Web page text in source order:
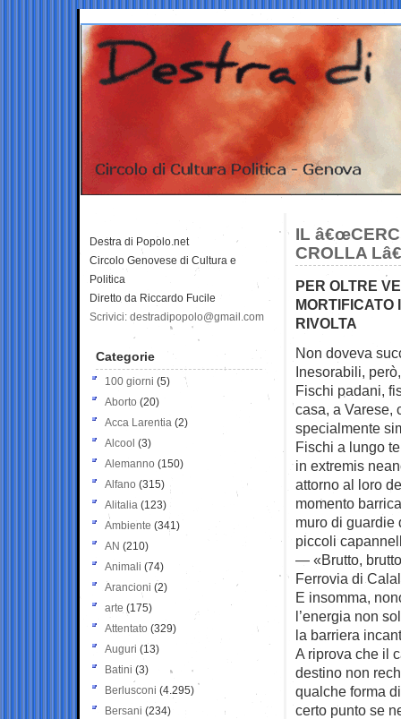
IL
CROLLA
PER OLTRE
RIVOLTA
Non doveva
Inesorabili,
Fischi padani,
casa, a Varese,
specialmente
Fischi a lungo
in extremis
attorno al loro
momento
muro di guardie
piccoli
— «Brutto,
Ferrovia di
E insomma,
l’energia non
la barriera
A riprova che il
destino non
qualche forma
certo punto se
Destra di Popolo.net
Circolo Genovese di Cultura e
Politica
Diretto da Riccardo Fucile
Scrivici: destradipopolo@gmail.com
Categorie
100 giorni (5)
Aborto (20)
Acca Larentia (2)
Alcool (3)
Alemanno (150)
Alfano (315)
Alitalia (123)
Ambiente (341)
AN (210)
Animali (74)
Arancioni (2)
arte (175)
Attentato (329)
Auguri (13)
Batini (3)
Berlusconi (4.295)
Bersani (234)